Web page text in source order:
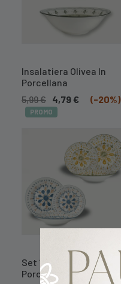
Insalatiera Olivea In
Porcellana
5,99€ 4,79 € (-20%)
PROMO
Set 18 Piatti Aurea In
Porcellana